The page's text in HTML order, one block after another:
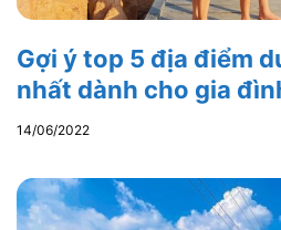
Gợi ý top 5 địa điểm
nhất dành cho gia
14/06/2022